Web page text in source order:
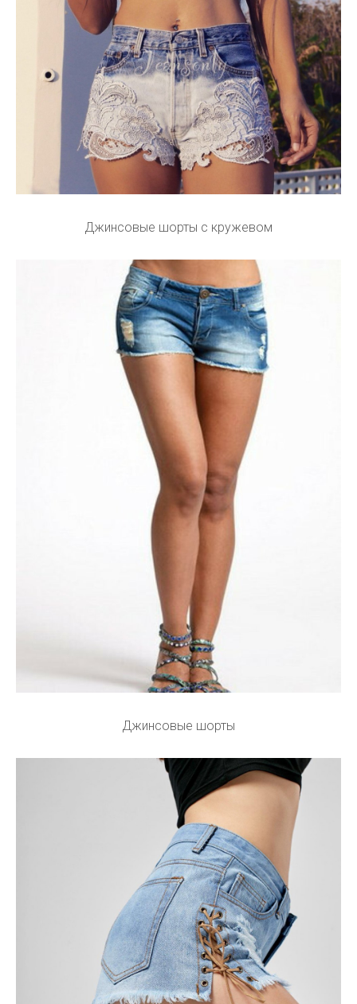
Джинсовые шорты с кружевом
Джинсовые шорты